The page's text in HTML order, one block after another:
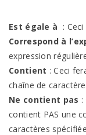
Est égale à :
Correspond à
expression
Contient : Ceci
chaîne de
Ne contient pas
contient PAS une
caractères spécifiée